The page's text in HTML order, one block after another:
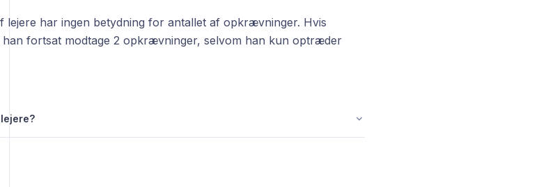
lejere har ingen betydning for antallet af opkrævninger. Hvis
han fortsat modtage 2 opkrævninger, selvom han kun optræder